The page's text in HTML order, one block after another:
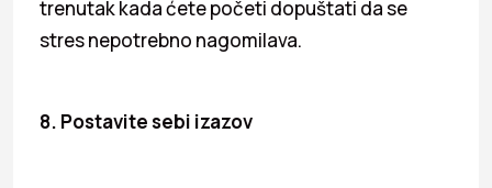
trenutak kada ćete početi dopuštati da se
stres nepotrebno nagomilava.
8. Postavite sebi izazov